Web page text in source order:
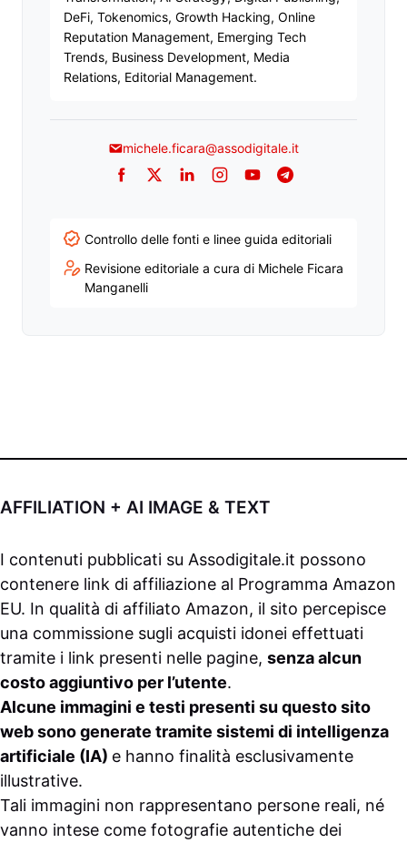
DeFi, Tokenomics, Growth Hacking, Online
Reputation Management, Emerging Tech
Trends, Business Development, Media
Relations, Editorial Management.
michele.ficara@assodigitale.it
Facebook
TwitterLinkedInInstagram
YouTubeTelegram
Controllo delle fonti e linee guida editoriali
Revisione editoriale a cura di Michele Ficara
Manganelli
AFFILIATION + AI IMAGE & TEXT
I contenuti pubblicati su Assodigitale.it possono
contenere link di affiliazione al Programma Amazon
EU. In qualità di affiliato Amazon, il sito percepisce
una commissione sugli acquisti idonei effettuati
tramite i link presenti nelle pagine, senza alcun
costo aggiuntivo per l’utente.
Alcune immagini e testi presenti su questo sito
web sono generate tramite sistemi di intelligenza
artificiale (IA) e hanno finalità esclusivamente
illustrative.
Tali immagini non rappresentano persone reali, né
vanno intese come fotografie autentiche dei